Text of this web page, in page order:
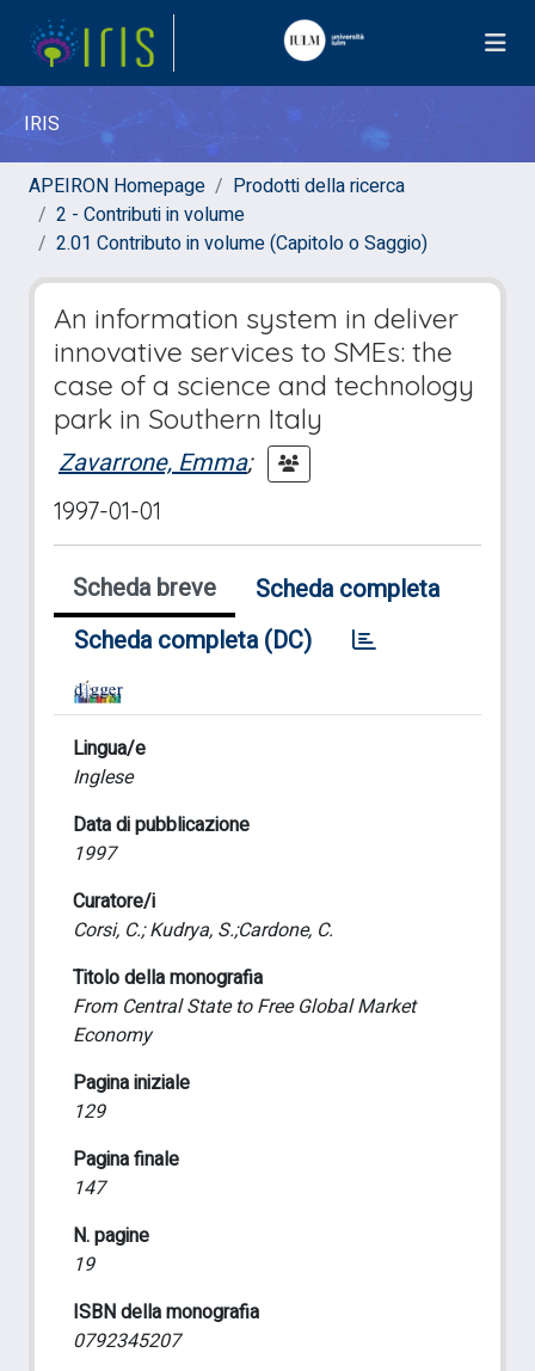
IRIS
APEIRON Homepage
Prodotti della ricerca
2 - Contributi in volume
2.01 Contributo in volume (Capitolo o Saggio)
An information system in deliver
innovative services to SMEs: the
case of a science and technology
park in Southern Italy
Zavarrone, Emma;
1997-01-01
Scheda breve
Scheda completa
Scheda completa (DC)
Lingua/e
Inglese
Data di pubblicazione
1997
Curatore/i
Corsi, C.; Kudrya, S.;Cardone, C.
Titolo della monografia
From Central State to Free Global Market
Economy
Pagina iniziale
129
Pagina finale
147
N. pagine
19
ISBN della monografia
0792345207